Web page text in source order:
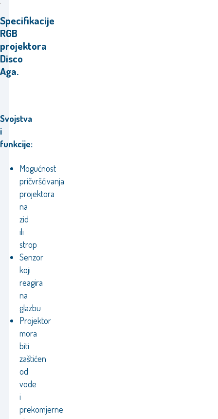
Specifikacije
RGB
projektora
Disco
Aga.
Svojstva
i
funkcije:
Mogućnost
pričvršćivanja
projektora
na
zid
ili
strop
Senzor
koji
reagira
na
glazbu
Projektor
mora
biti
zaštićen
od
vode
i
prekomjerne